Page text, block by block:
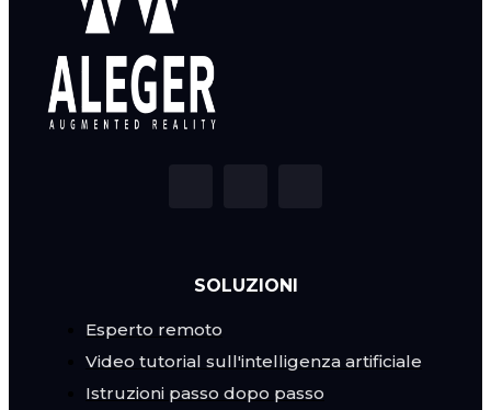
SOLUZIONI
Esperto remoto
Video tutorial sull'intelligenza artificiale
Istruzioni passo dopo passo